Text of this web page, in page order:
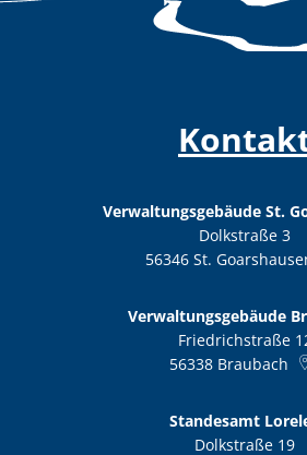
Verwaltungsgebäude St.
Dolkstraße 3
56346 St.
Verwaltungsgebäude
Friedrichstraße
56338 Braubach
Standesamt
Dolkstraße 19